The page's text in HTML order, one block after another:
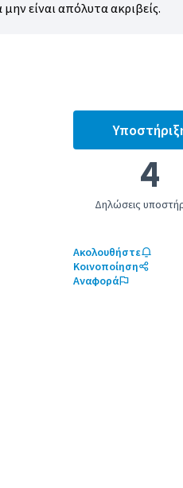
είναι απόλυτα ακριβείς.
4
Δηλώσεις
Ακολουθήστε
Κοινοποίηση
Αναφορά